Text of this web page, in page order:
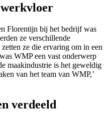
Florentijn bij het bedrijf was
ze verschillende
ze die ervaring om in een
WMP een vast onderwerp
maakindustrie is het geweldig
van het team van WMP,’
verdeeld